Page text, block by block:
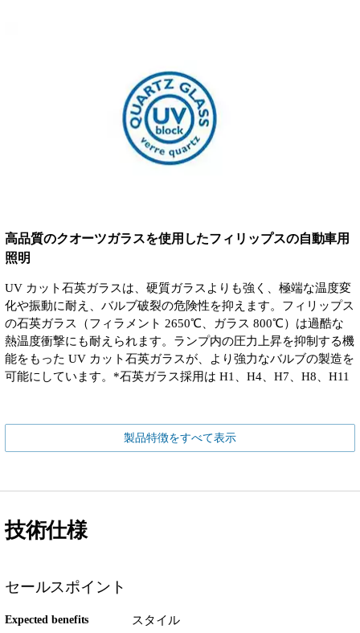
高品質のクオーツガラスを使用したフィリップスの自動車用
照明
UV カット石英ガラスは、硬質ガラスよりも強く、極端な温度変
化や振動に耐え、バルブ破裂の危険性を抑えます。フィリップス
の石英ガラス（フィラメント 2650℃、ガラス 800℃）は過酷な
熱温度衝撃にも耐えられます。ランプ内の圧力上昇を抑制する機
能をもった UV カット石英ガラスが、より強力なバルブの製造を
可能にしています。*石英ガラス採用は H1、H4、H7、H8、H11
製品特徴をすべて表示
技術仕様
セールスポイント
Expected benefits スタイル